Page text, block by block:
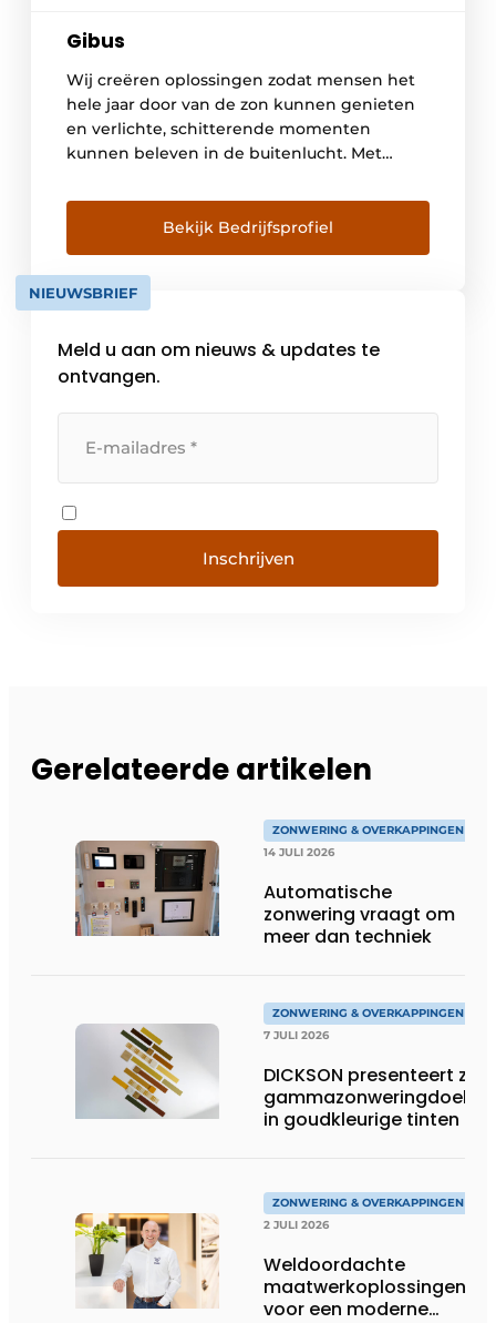
Gibus
Wij creëren oplossingen zodat mensen het
hele jaar door van de zon kunnen genieten
en verlichte, schitterende momenten
kunnen beleven in de buitenlucht. Met
zonweringen en pergola’s en accessoires
zoals glazen deuren, verlichtings- en
geluidssystemen en verwarmingstoestellen.
Wij brengen het “Made in Italy” naar de
wereld, samen met uitmuntendheid in […]
Bekijk Bedrijfsprofiel
NIEUWSBRIEF
Meld u aan om nieuws & updates te
ontvangen.
Inschrijven
Gerelateerde artikelen
ZONWERING & OVERKAPPINGEN
14 JULI 2026
Automatische
zonwering vraagt om
meer dan techniek
ZONWERING & OVERKAPPINGEN
7 JULI 2026
DICKSON presenteert zijn
gammazonweringdoeken
in goudkleurige tinten
ZONWERING & OVERKAPPINGEN
2 JULI 2026
Weldoordachte
maatwerkoplossingen
voor een moderne